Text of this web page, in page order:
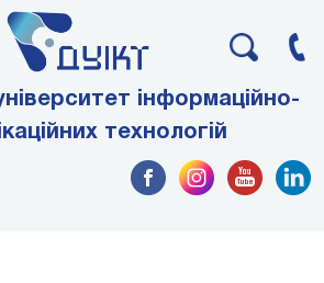
інформаційно-
технологій